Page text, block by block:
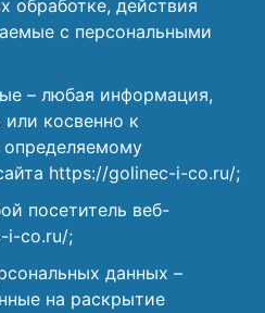
обработке, действия
с персональными
– любая информация,
косвенно к
https://golinec-i-co.ru/;
посетитель веб-
i-co.ru/;
данных –
на раскрытие